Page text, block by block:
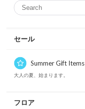
セール
Summer Gift Items
大人の夏、始まります。
フロア